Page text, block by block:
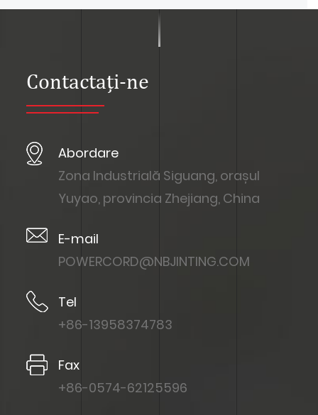
Contactaţi-ne
Abordare
Zona Industrială Siguang, orașul
Yuyao, provincia Zhejiang, China
E-mail
POWERCORD@NBJINTING.COM
Tel
+86-13958374783
Fax
+86-0574-62125596